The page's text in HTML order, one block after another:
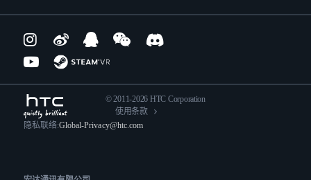
© 2011-2026 HTC Corporation
使用条款
隐私联络:Global-Privacy@htc.com